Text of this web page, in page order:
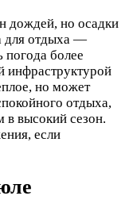
дождей, но осадки
для отдыха —
более
инфраструктурой
но может
отдыха,
высокий сезон.
если